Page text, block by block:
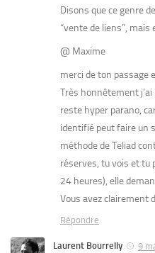
Disons que ce genre
“vente de liens”,
@ Maxime
merci de ton passage
Très honnêtement
reste hyper parano,
identifié peut faire un
méthode de Teliad
réserves, tu vois et tu
24 heures), elle
Vous avez clairement
Répondre
Laurent Bourrelly 9